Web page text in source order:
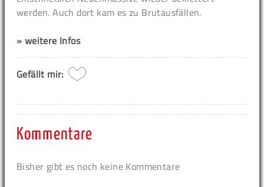
werden. Auch dort kam es zu Brutausfällen.
» weitere Infos
Gefällt mir:
Kommentare
Bisher gibt es noch keine Kommentare